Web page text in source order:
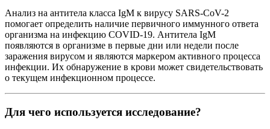
Анализ на антитела класса IgM к вирусу SARS-CoV-2
помогает определить наличие первичного иммунного ответа
организма на инфекцию COVID-19. Антитела IgM
появляются в организме в первые дни или недели после
заражения вирусом и являются маркером активного процесса
инфекции. Их обнаружение в крови может свидетельствовать
о текущем инфекционном процессе.
Для чего используется исследование?